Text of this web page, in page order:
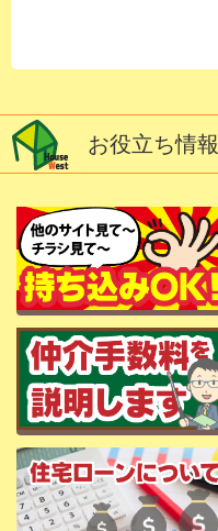
お役立ち情報